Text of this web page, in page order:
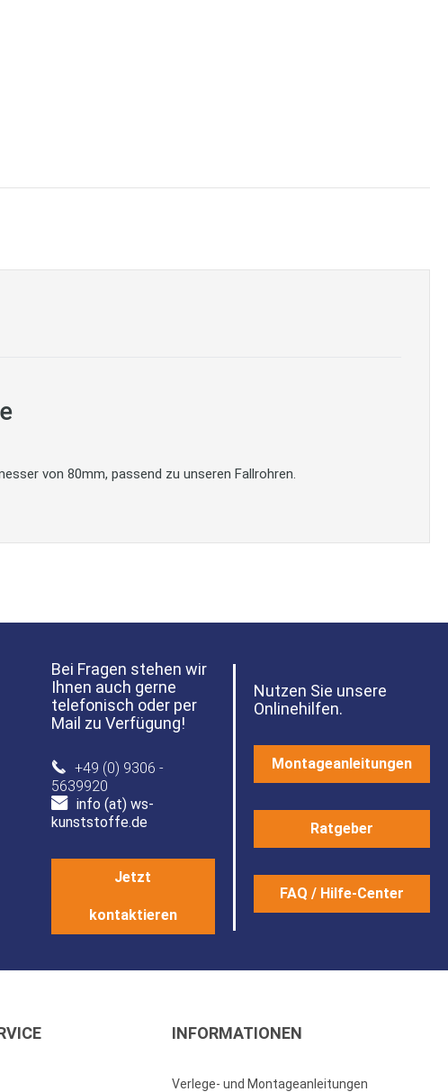
von 80mm, passend zu unseren Fallrohren.
Bei Fragen stehen wir
Ihnen auch gerne
telefonisch oder per
Mail zu Verfügung!
+49 (0) 9306 -
5639920
info (at) ws-
kunststoffe.de
Jetzt
kontaktieren
Nutzen Sie unsere
Onlinehilfen.
Montageanleitungen
Ratgeber
FAQ / Hilfe-Center
INFORMATIONEN
Verlege- und Montageanleitungen